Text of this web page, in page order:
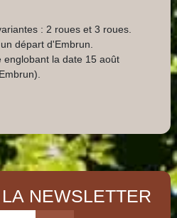
: 2 roues et 3 roues.
départ d'Embrun.
englobant la date 15 août
NEWSLETTER